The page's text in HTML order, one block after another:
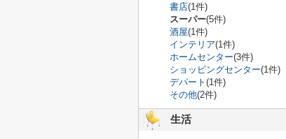
書店(1件)
スーパー(5件)
酒屋(1件)
インテリア(1件)
ホームセンター(3件)
ショッピングセンター(1件)
デパート (1件)
その他(2件)
生活